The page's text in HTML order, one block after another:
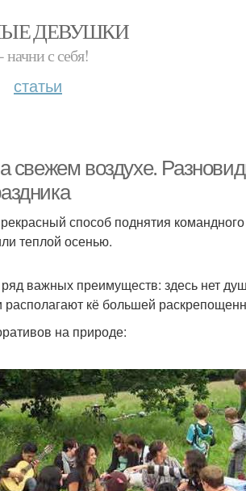
ДЕВУШКИ
с себя!
статьи
свежем воздухе.
способ поднятия
теплой осенью.
важных преимуществ: здесь нет
кё большей
на природе: